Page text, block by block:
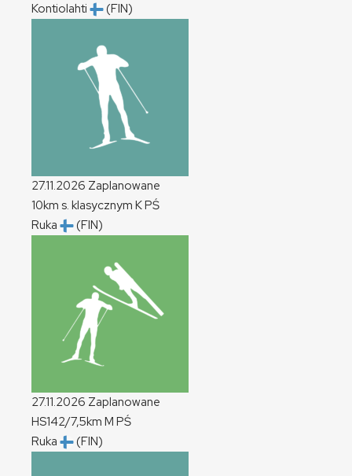
Kontiolahti
(FIN)
27.11.2026 Zaplanowane
10km s. klasycznym KPŚ
Ruka
(FIN)
27.11.2026 Zaplanowane
HS142/7,5km M PŚ
Ruka
(FIN)